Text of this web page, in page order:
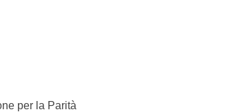
per la Parità